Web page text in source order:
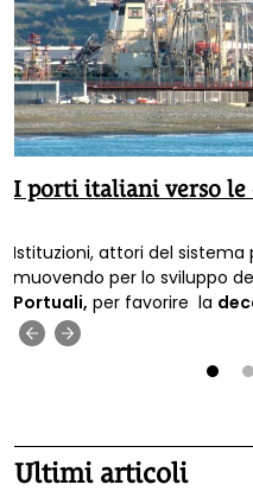
I porti italiani verso le
Istituzioni, attori del
muovendo per lo sviluppo
Portuali, per favorire la
energetica.
Ultimi articoli